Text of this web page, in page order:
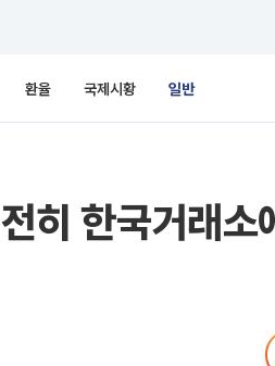
환율 국제시황 일반
히 한국거래